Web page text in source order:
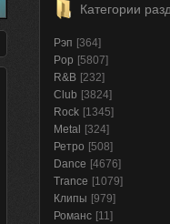
Категории
Рэп [364]
Pop [5807]
R&B [232]
Club [3824]
Rock [1345]
Metal
[324]
Ретро [508]
Dance [4676]
Trance [1079]
Клипы [979]
Романс [11]